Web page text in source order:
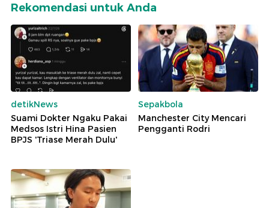
Rekomendasi untuk Anda
detikNews
Suami Dokter Ngaku Pakai
Medsos Istri Hina Pasien
BPJS 'Triase Merah Dulu'
Sepakbola
Manchester City Mencari
Pengganti Rodri